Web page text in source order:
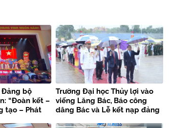
bộ
“Đoàn kết –
tạo – Phát
Trường Đại học Thủy lợi vào
viếng Lăng Bác, Báo công
dâng Bác và Lễ kết nạp đảng